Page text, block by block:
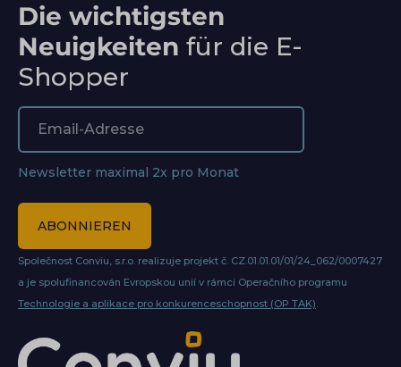
Die wichtigsten
Neuigkeiten für die E-
Shopper
Newsletter maximal 2x pro Monat
ABONNIEREN
Společnost Conviu, s.r.o. realizuje projekt č. CZ.01.01.01/01/24_062/0007427
a je spolufinancován Evropskou unií v rámci Operačního programu
Technologie a aplikace pro konkurenceschopnost (OP TAK).